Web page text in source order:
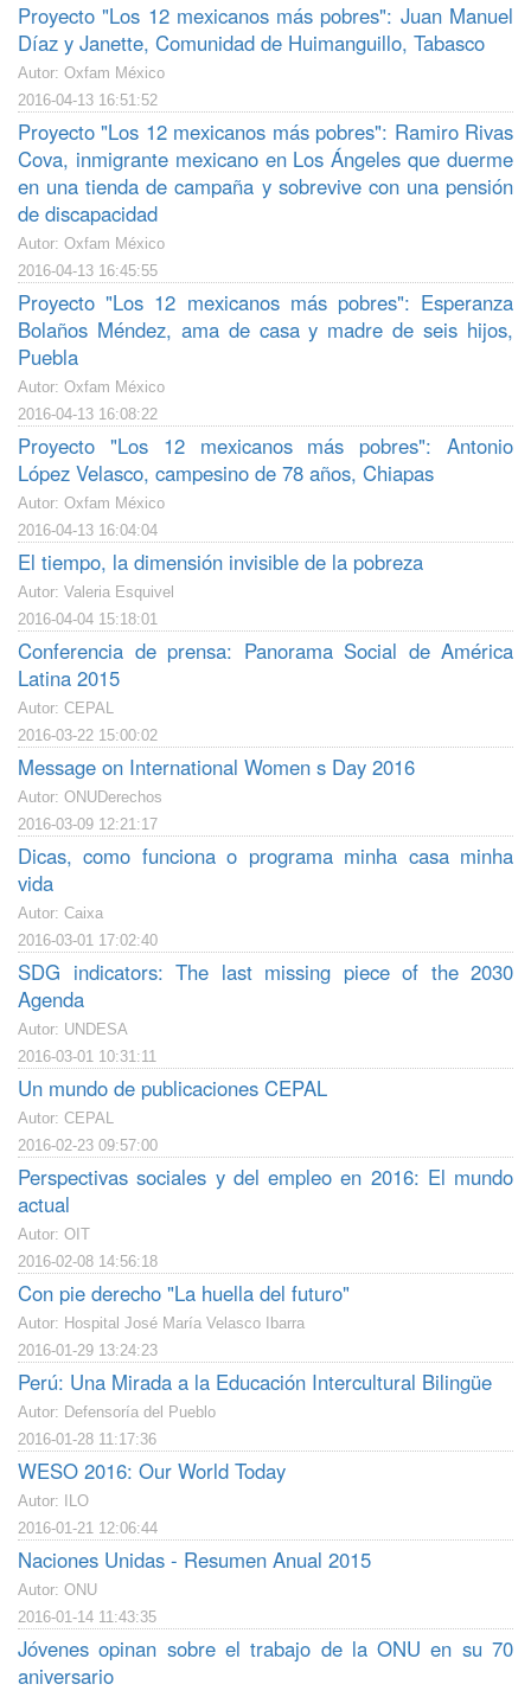
Proyecto "Los 12 mexicanos más pobres": Juan Manuel
Díaz y Janette, Comunidad de Huimanguillo, Tabasco
Autor: Oxfam México
2016-04-13 16:51:52
Proyecto "Los 12 mexicanos más pobres": Ramiro Rivas
Cova, inmigrante mexicano en Los Ángeles que duerme
en una tienda de campaña y sobrevive con una pensión
de discapacidad
Autor: Oxfam México
2016-04-13 16:45:55
Proyecto "Los 12 mexicanos más pobres": Esperanza
Bolaños Méndez, ama de casa y madre de seis hijos,
Puebla
Autor: Oxfam México
2016-04-13 16:08:22
Proyecto "Los 12 mexicanos más pobres": Antonio
López Velasco, campesino de 78 años, Chiapas
Autor: Oxfam México
2016-04-13 16:04:04
El tiempo, la dimensión invisible de la pobreza
Autor: Valeria Esquivel
2016-04-04 15:18:01
Conferencia de prensa: Panorama Social de América
Latina 2015
Autor: CEPAL
2016-03-22 15:00:02
Message on International Women s Day 2016
Autor: ONUDerechos
2016-03-09 12:21:17
Dicas, como funciona o programa minha casa minha
vida
Autor: Caixa
2016-03-01 17:02:40
SDG indicators: The last missing piece of the 2030
Agenda
Autor: UNDESA
2016-03-01 10:31:11
Un mundo de publicaciones CEPAL
Autor: CEPAL
2016-02-23 09:57:00
Perspectivas sociales y del empleo en 2016: El mundo
actual
Autor: OIT
2016-02-08 14:56:18
Con pie derecho "La huella del futuro"
Autor: Hospital José María Velasco Ibarra
2016-01-29 13:24:23
Perú: Una Mirada a la Educación Intercultural Bilingüe
Autor: Defensoría del Pueblo
2016-01-28 11:17:36
WESO 2016: Our World Today
Autor: ILO
2016-01-21 12:06:44
Naciones Unidas - Resumen Anual 2015
Autor: ONU
2016-01-14 11:43:35
Jóvenes opinan sobre el trabajo de la ONU en su 70
aniversario